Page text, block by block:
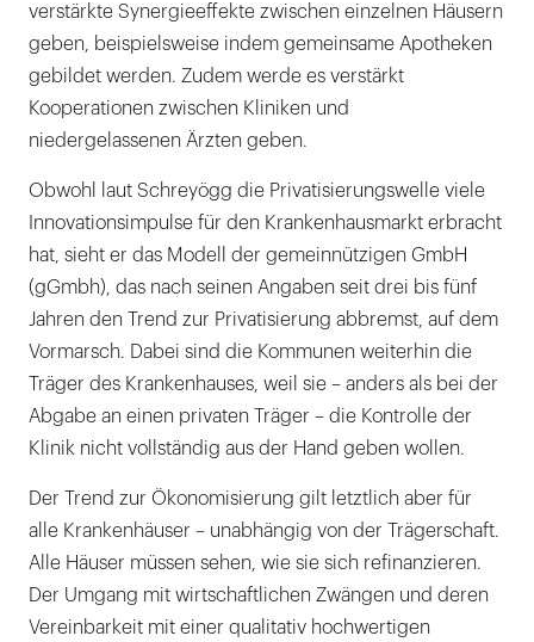
verstärkte Synergieeffekte zwischen einzelnen Häusern
geben, beispielsweise indem gemeinsame Apotheken
gebildet werden. Zudem werde es verstärkt
Kooperationen zwischen Kliniken und
niedergelassenen Ärzten geben.
Obwohl laut Schreyögg die Privatisierungswelle viele
Innovationsimpulse für den Krankenhausmarkt erbracht
hat, sieht er das Modell der gemeinnützigen GmbH
(gGmbh), das nach seinen Angaben seit drei bis fünf
Jahren den Trend zur Privatisierung abbremst, auf dem
Vormarsch. Dabei sind die Kommunen weiterhin die
Träger des Krankenhauses, weil sie – anders als bei der
Abgabe an einen privaten Träger – die Kontrolle der
Klinik nicht vollständig aus der Hand geben wollen.
Der Trend zur Ökonomisierung gilt letztlich aber für
alle Krankenhäuser – unabhängig von der Trägerschaft.
Alle Häuser müssen sehen, wie sie sich refinanzieren.
Der Umgang mit wirtschaftlichen Zwängen und deren
Vereinbarkeit mit einer qualitativ hochwertigen